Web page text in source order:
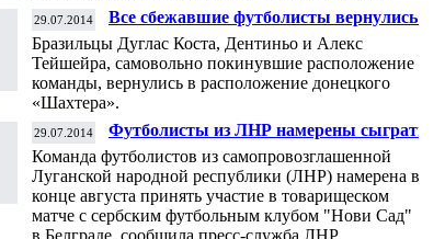
29.07.2014
Все сбежавшие футболисты вернулись в
«Шахтер»
Бразильцы Дуглас Коста, Дентиньо и Алекс
Тейшейра, самовольно покинувшие расположение
команды, вернулись в расположение донецкого
«Шахтера».
29.07.2014
Футболисты из ЛНР намерены сыграть
товарищеский матч с сербами
Команда футболистов из самопровозглашенной
Луганской народной республики (ЛНР) намерена в
конце августа принять участие в товарищеском
матче с сербским футбольным клубом "Нови Сад"
в Белграде, сообщила пресс-служба ЛНР.